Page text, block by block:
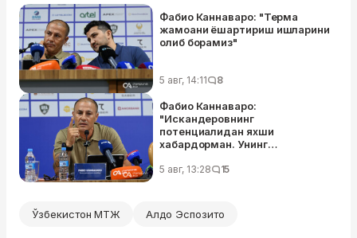
Фабио Каннаваро: "Терма
жамоани ёшартириш ишларини
олиб борамиз"
5 авг, 14:11 8
Фабио Каннаваро:
"Искандеровнинг
потенциалидан яхши
хабардорман. Унинг
олиб борганман"
5 авг, 13:28 15
Ўзбекистон МТЖ Алдо Эспозито